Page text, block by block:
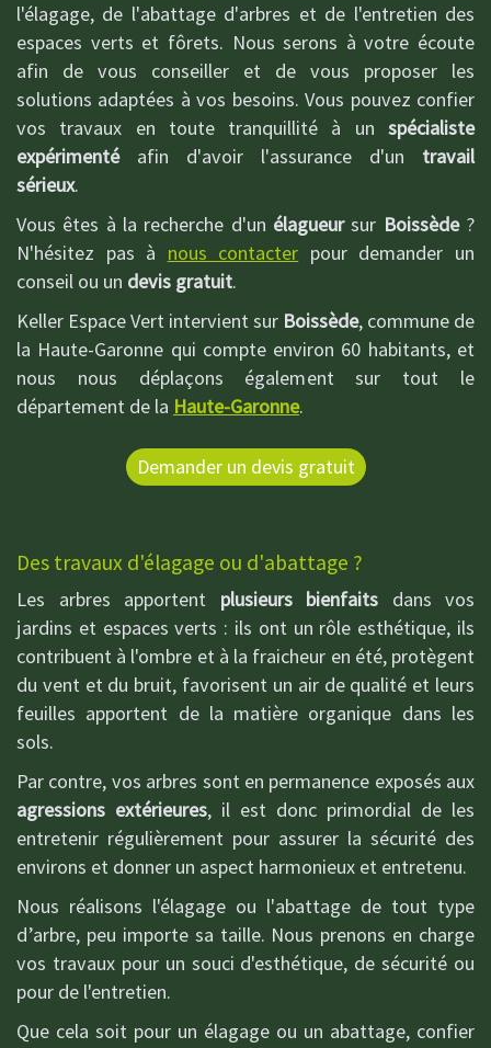
l'élagage, de l'abattage d'arbres et de l'entretien des
espaces verts et fôrets. Nous serons à votre écoute
afin de vous conseiller et de vous proposer les
solutions adaptées à vos besoins. Vous pouvez confier
vos travaux en toute tranquillité à un spécialiste
expérimentéafin d'avoir l'assurance d'un travail
sérieux.
Vous êtes à la recherche d'un élagueursur Boissède?
N'hésitez pas à nous contacter pour demander un
conseil ou un devis gratuit.
Keller Espace Vert intervient sur Boissède, commune de
la Haute-Garonne qui compte environ 60 habitants, et
nous nous déplaçons également sur tout le
département de la Haute-Garonne.
Demander un devis gratuit
Des travaux d'élagage ou d'abattage ?
Les arbres apportent plusieurs bienfaits dans vos
jardins et espaces verts : ils ont un rôle esthétique, ils
contribuent à l'ombre et à la fraicheur en été, protègent
du vent et du bruit, favorisent un air de qualité et leurs
feuilles apportent de la matière organique dans les
sols.
Par contre, vos arbres sont en permanence exposés aux
agressions extérieures, il est donc primordial de les
entretenir régulièrement pour assurer la sécurité des
environs et donner un aspect harmonieux et entretenu.
Nous réalisons l'élagage ou l'abattage de tout type
d’arbre, peu importe sa taille. Nous prenons en charge
vos travaux pour un souci d'esthétique, de sécurité ou
pour de l'entretien.
Que cela soit pour un élagage ou un abattage, confier